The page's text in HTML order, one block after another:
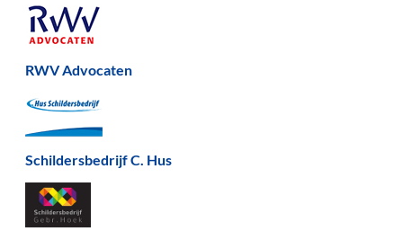
RWV Advocaten
Schildersbedrijf C. Hus